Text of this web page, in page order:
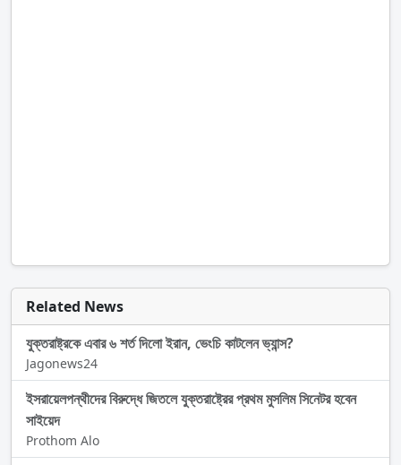
Related News
যুক্তরাষ্ট্রকে এবার ৬ শর্ত দিলো ইরান, ভেংচি কাটলেন ভ্যান্স?
Jagonews24
ইসরায়েলপন্থীদের বিরুদ্ধে জিতলে যুক্তরাষ্ট্রের প্রথম মুসলিম সিনেটর হবেন
সাইয়েদ
Prothom Alo